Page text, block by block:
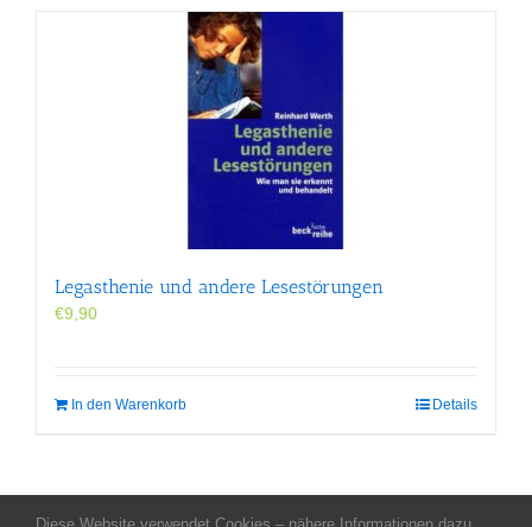
Legasthenie und andere Lesestörungen
€9,90
In den Warenkorb Details